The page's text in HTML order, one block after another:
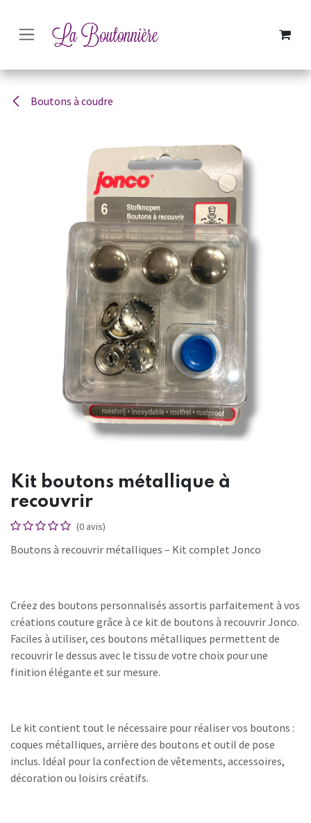
Boutons à coudre
Kit boutons métallique à
recouvrir
(0 avis)
Boutons à recouvrir métalliques – Kit complet Jonco
Créez des boutons personnalisés assortis parfaitement à vos
créations couture grâce à ce kit de boutons à recouvrir Jonco.
Faciles à utiliser, ces boutons métalliques permettent de
recouvrir le dessus avec le tissu de votre choix pour une
finition élégante et sur mesure.
Le kit contient tout le nécessaire pour réaliser vos boutons :
coques métalliques, arrière des boutons et outil de pose
inclus. Idéal pour la confection de vêtements, accessoires,
décoration ou loisirs créatifs.